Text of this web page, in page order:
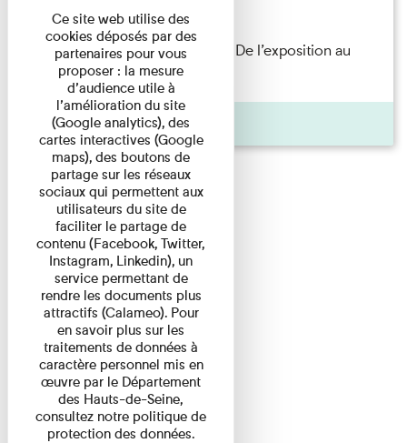
Lecture
Les Invités de l’Imprimerie n°8. De l’exposition au
livre. Modernités ...
Pages
Ce site web utilise des
cookies déposés par des
partenaires pour vous
proposer : la mesure
d’audience utile à
l’amélioration du site
(Google analytics), des
cartes interactives (Google
maps), des boutons de
partage sur les réseaux
sociaux qui permettent aux
utilisateurs du site de
faciliter le partage de
contenu (Facebook, Twitter,
Instagram, Linkedin), un
service permettant de
rendre les documents plus
attractifs (Calameo). Pour
en savoir plus sur les
traitements de données à
caractère personnel mis en
œuvre par le Département
des Hauts-de-Seine,
consultez notre politique de
protection des données.